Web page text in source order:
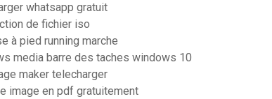
whatsapp gratuit
de fichier iso
à pied running marche
media barre des taches windows 10
maker telecharger
image en pdf gratuitement